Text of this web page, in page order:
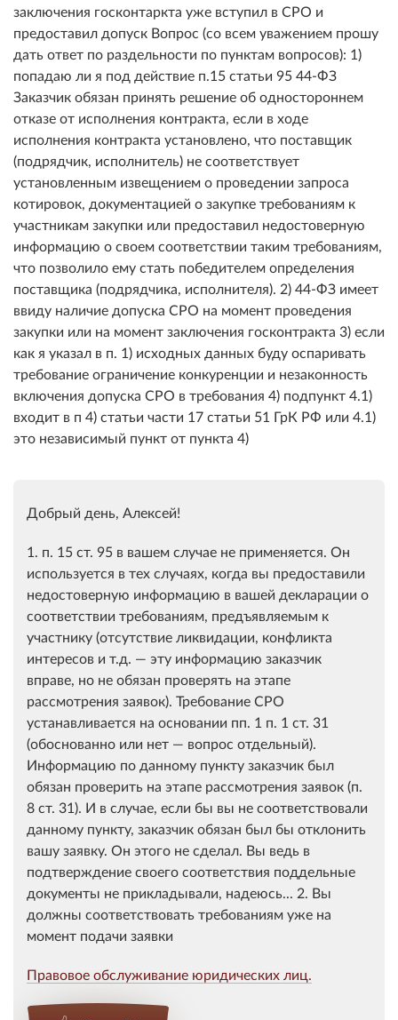
заключения госконтаркта уже вступил в СРО и
предоставил допуск Вопрос (со всем уважением прошу
дать ответ по раздельности по пунктам вопросов): 1)
попадаю ли я под действие п.15 статьи 95 44-ФЗ
Заказчик обязан принять решение об одностороннем
отказе от исполнения контракта, если в ходе
исполнения контракта установлено, что поставщик
(подрядчик, исполнитель) не соответствует
установленным извещением о проведении запроса
котировок, документацией о закупке требованиям к
участникам закупки или предоставил недостоверную
информацию о своем соответствии таким требованиям,
что позволило ему стать победителем определения
поставщика (подрядчика, исполнителя). 2) 44-ФЗ имеет
ввиду наличие допуска СРО на момент проведения
закупки или на момент заключения госконтракта 3) если
как я указал в п. 1) исходных данных буду оспаривать
требование ограничение конкуренции и незаконность
включения допуска СРО в требования 4) подпункт 4.1)
входит в п 4) статьи части 17 статьи 51 ГрК РФ или 4.1)
это независимый пункт от пункта 4)
Добрый день, Алексей!
1. п. 15 ст. 95 в вашем случае не применяется. Он
используется в тех случаях, когда вы предоставили
недостоверную информацию в вашей декларации о
соответствии требованиям, предъявляемым к
участнику (отсутствие ликвидации, конфликта
интересов и т.д. — эту информацию заказчик
вправе, но не обязан проверять на этапе
рассмотрения заявок). Требование СРО
устанавливается на основании пп. 1 п. 1 ст. 31
(обоснованно или нет — вопрос отдельный).
Информацию по данному пункту заказчик был
обязан проверить на этапе рассмотрения заявок (п.
8 ст. 31). И в случае, если бы вы не соответствовали
данному пункту, заказчик обязан был бы отклонить
вашу заявку. Он этого не сделал. Вы ведь в
подтверждение своего соответствия поддельные
документы не прикладывали, надеюсь... 2. Вы
должны соответствовать требованиям уже на
момент подачи заявки
Правовое обслуживание юридических лиц.